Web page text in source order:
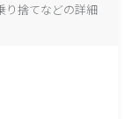
り捨てなどの詳細